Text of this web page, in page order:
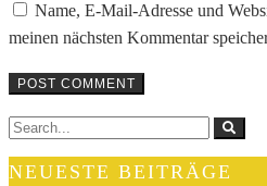
Name, E-Mail-Adresse und
meinen nächsten Kommentar
NEUESTE BEITRÄGE